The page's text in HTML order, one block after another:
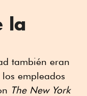
la
también eran
empleados
The New York